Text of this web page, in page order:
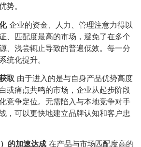
势。
企业的资金、人力、管理注意力得以
、匹配度最高的市场，避免了在多个
、浅尝辄止导致的普遍低效。每一分
统化提升。
取 由于进入的是与自身产品优势高度
或痛点共鸣的市场，企业从起步阶段
竞争定位。无需陷入与本地竞争对手
，可以更快地建立品牌认知和客户忠
的加速达成 在产品与市场匹配度高的